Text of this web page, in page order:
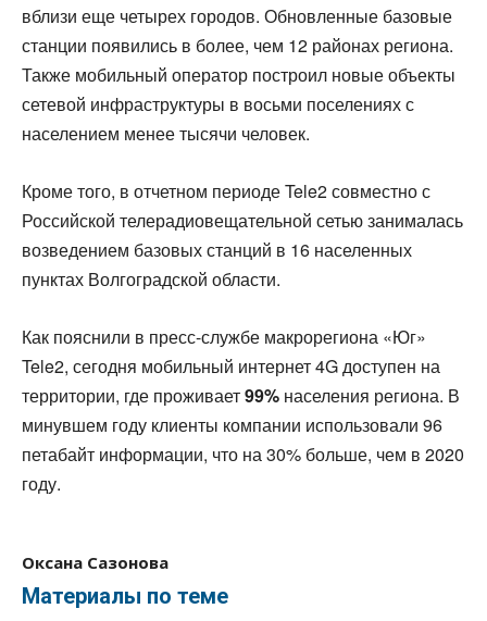
вблизи еще четырех городов. Обновленные базовые
станции появились в более, чем 12 районах региона.
Также мобильный оператор построил новые объекты
сетевой инфраструктуры в восьми поселениях с
населением менее тысячи человек.
Кроме того, в отчетном периоде Tele2 совместно с
Российской телерадиовещательной сетью занималась
возведением базовых станций в 16 населенных
пунктах Волгоградской области.
Как пояснили в пресс-службе макрорегиона «Юг»
Tele2, сегодня мобильный интернет 4G доступен на
территории, где проживает99% населения региона. В
минувшем году клиенты компании использовали 96
петабайт информации, что на 30% больше, чем в 2020
году.
Оксана Сазонова
Материалы по теме